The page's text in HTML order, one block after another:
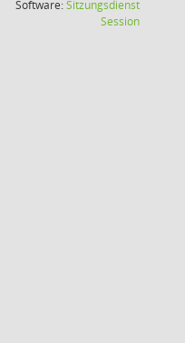
Software:Sitzungsdienst
Session(Wird in